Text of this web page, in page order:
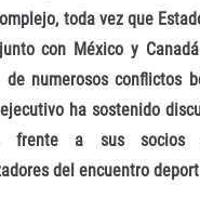
toda vez que
con México y
numerosos conflictos
ha sostenido
frente a sus socios
del encuentro